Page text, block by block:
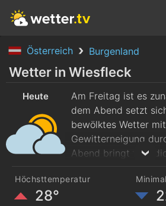
Österreich Burgenland
Heute
7. Aug.
Morgen
8. Aug. 9. Aug.
Wetter in Wiesfleck
Heute
Am Freitag ist es
dem Abend setzt
bewölktes Wetter
Gewitterneigung
Abend bringt teils
morgendlichen 23
Nachmittag auf
Höchsttemperatur
28°